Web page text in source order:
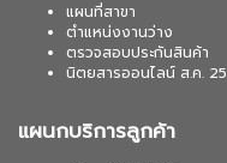
แผนที่สาขา
ตำแหน่งงานว่าง
ตรวจสอบประกันสินค้า
นิตยสารออนไลน์ ส.ค.
แผนกบริการลูกค้า